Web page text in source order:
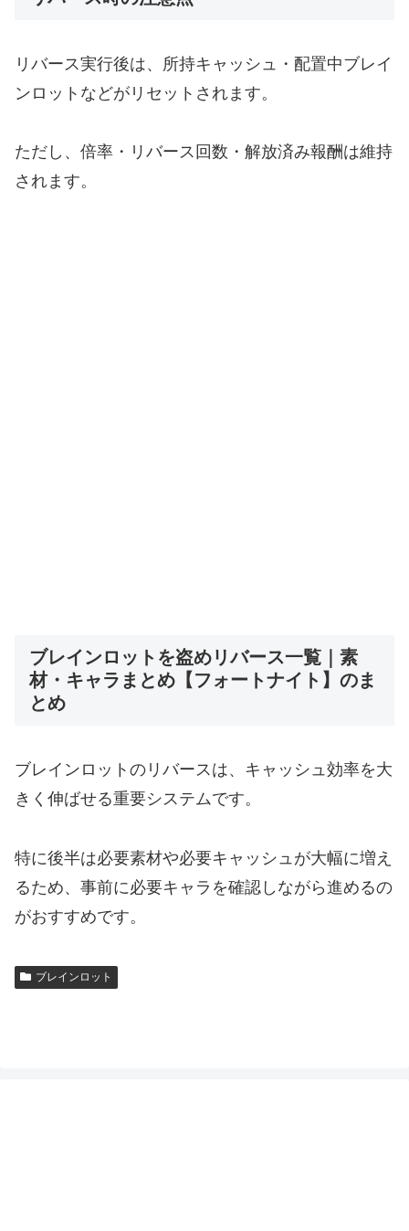
リバース実行後は、所持キャッシュ・配置中ブレイ
ンロットなどがリセットされます。
ただし、倍率・リバース回数・解放済み報酬は維持
されます。
ブレインロットを盗めリバース一覧｜素
材・キャラまとめ【フォートナイト】のま
とめ
ブレインロットのリバースは、キャッシュ効率を大
きく伸ばせる重要システムです。
特に後半は必要素材や必要キャッシュが大幅に増え
るため、事前に必要キャラを確認しながら進めるの
がおすすめです。
ブレインロット